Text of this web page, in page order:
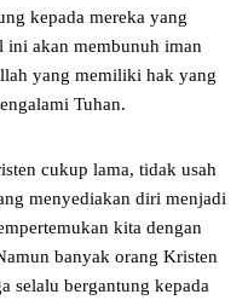
kepada mereka yang
akan membunuh iman
yang memiliki hak yang
Tuhan.
cukup lama, tidak usah
menyediakan diri menjadi
kita dengan
banyak orang Kristen
selalu bergantung kepada